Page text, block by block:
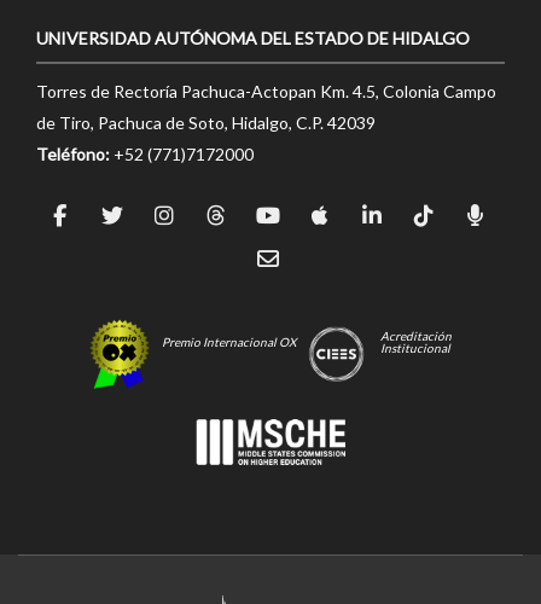
UNIVERSIDAD AUTÓNOMA DEL ESTADO DE HIDALGO
Torres de Rectoría Pachuca-Actopan Km. 4.5, Colonia Campo
de Tiro, Pachuca de Soto, Hidalgo, C.P. 42039
Teléfono: +52 (771)7172000
Premio Internacional OX
Acreditación
Institucional